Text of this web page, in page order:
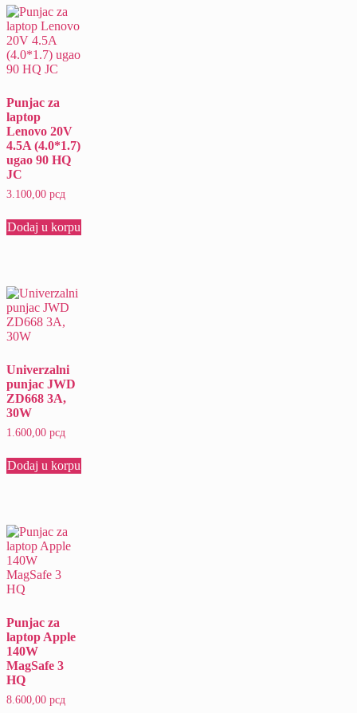
Punjac za
laptop
Lenovo 20V
4.5A (4.0*1.7)
ugao 90 HQ
JC
3.100,00 рсд
Dodaj u korpu
Univerzalni
punjac JWD
ZD668 3A,
30W
1.600,00 рсд
Dodaj u korpu
Punjac za
laptop Apple
140W
MagSafe 3
HQ
8.600,00 рсд